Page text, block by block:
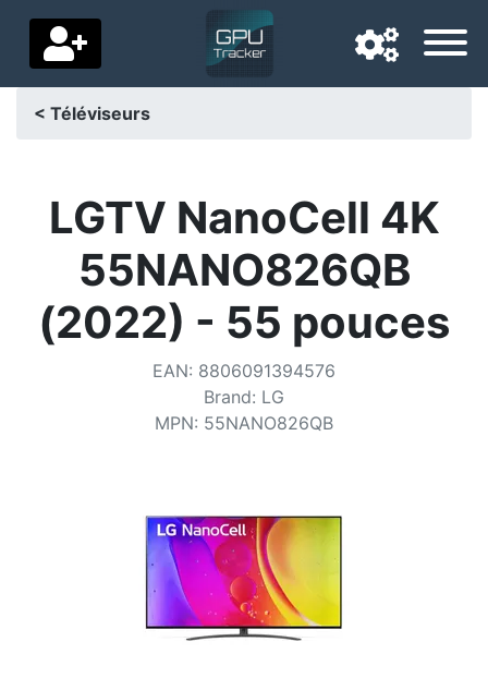
Pays de livraison
Accueil
Baisses de prix
Paramètres
< Téléviseurs
LGTV NanoCell 4K
55NANO826QB
(2022) - 55 pouces
EAN: 8806091394576
Brand: LG
MPN: 55NANO826QB